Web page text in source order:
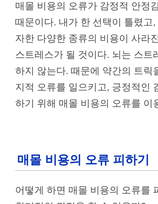
매몰 비용의 오류가 감정적 안정
때문이다. 내가 한 선택이 틀렸고
자한 다양한 종류의 비용이 사라
스트레스가 될 것이다. 뇌는 스트
하지 않는다. 때문에 약간의 트릭
지적 오류를 일으키고, 긍정적인
하기 위해 매몰 비용의 오류를 이
매몰 비용의 오류 피하기
어떻게 하면 매몰 비용의 오류를